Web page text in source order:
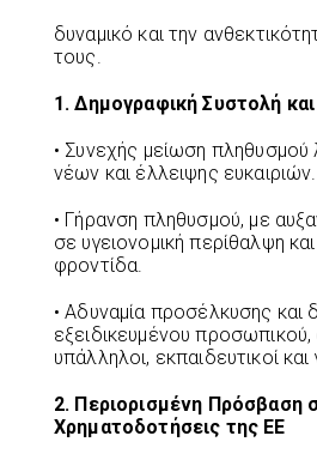
δυναμικό και την
τους.
1. Δημογραφική Συστολή
• Συνεχής μείωση
νέων και έλλειψης ευκαιριών.
• Γήρανση πληθυσμού, με
σε υγειονομική περίθαλψη
φροντίδα.
• Αδυναμία προσέλκυσης και
εξειδικευμένου
υπάλληλοι, εκπαιδευτικοί και
2. Περιορισμένη Πρόσβαση
Χρηματοδοτήσεις της ΕΕ